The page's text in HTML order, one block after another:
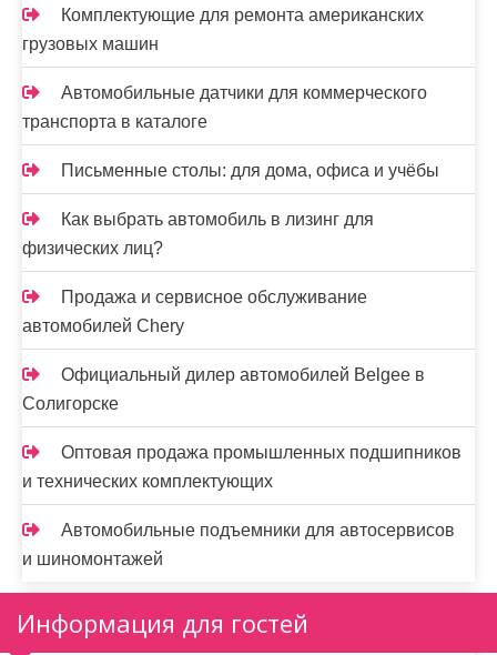
Комплектующие для ремонта американских
грузовых машин
Автомобильные датчики для коммерческого
транспорта в каталоге
Письменные столы: для дома, офиса и учёбы
Как выбрать автомобиль в лизинг для
физических лиц?
Продажа и сервисное обслуживание
автомобилей Chery
Официальный дилер автомобилей Belgee в
Солигорске
Оптовая продажа промышленных подшипников
и технических комплектующих
Автомобильные подъемники для автосервисов
и шиномонтажей
Информация для гостей